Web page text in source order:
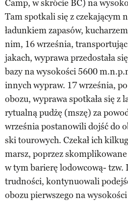
Camp, w skrócie BC) na
Tam spotkali się z czekającym
ładunkiem zapasów,
nim, 16 września,
jakach, wyprawa przedostała
bazy na wysokości 5600
innych wypraw. 17 września,
obozu, wyprawa spotkała się z
rytualną pudżę (mszę) za
września postanowili dojść do
ski tourowych. Czekał ich
marsz, poprzez
w tym barierę lodowcową-
trudności, kontynuowali
obozu pierwszego na